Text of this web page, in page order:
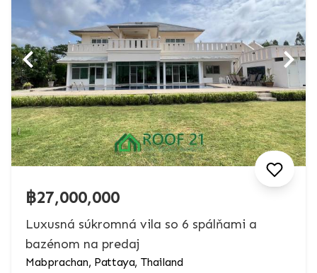
฿27,000,000
Luxusná súkromná vila so 6 spálňami a
bazénom na predaj
Mabprachan, Pattaya, Thailand